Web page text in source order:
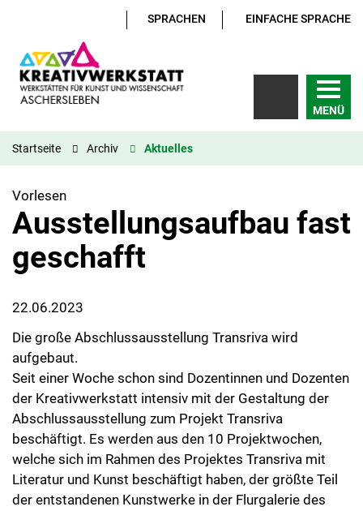
SPRACHEN EINFACHE SPRACHE
MENÜ
Startseite Archiv Aktuelles
Vorlesen
Ausstellungsaufbau fast
geschafft
22.06.2023
Die große Abschlussausstellung Transriva wird
aufgebaut.
Seit einer Woche schon sind Dozentinnen und Dozenten
der Kreativwerkstatt intensiv mit der Gestaltung der
Abschlussausstellung zum Projekt Transriva
beschäftigt. Es werden aus den 10 Projektwochen,
welche sich im Rahmen des Projektes Transriva mit
Literatur und Kunst beschäftigt haben, der größte Teil
der entstandenen Kunstwerke in der Flurgalerie des